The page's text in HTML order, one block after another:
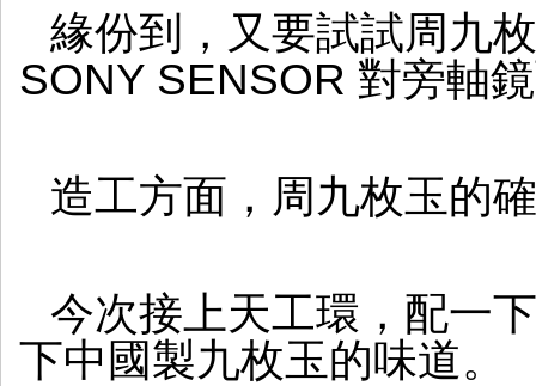
緣份到，又要試試周九
SONY SENSOR 對旁軸
造工方面，周九枚玉的
今次接上天工環，配一
下中國製九枚玉的味道。